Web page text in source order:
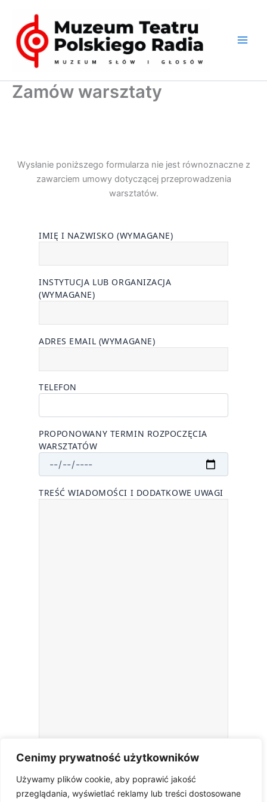
Cenimy prywatność użytkowników
Używamy plików cookie, aby poprawić jakość
przeglądania, wyświetlać reklamy lub treści dostosowane
treści
Zamów warsztaty
Wysłanie poniższego formularza nie jest równoznaczne z
zawarciem umowy dotyczącej przeprowadzenia
warsztatów.
IMIĘ I NAZWISKO (WYMAGANE)
INSTYTUCJA LUB ORGANIZACJA
(WYMAGANE)
ADRES EMAIL (WYMAGANE)
TELEFON
PROPONOWANY TERMIN ROZPOCZĘCIA
WARSZTATÓW
TREŚĆ WIADOMOŚCI I DODATKOWE UWAGI
Wypełnienie powyższego formularza oznacza zgodę na